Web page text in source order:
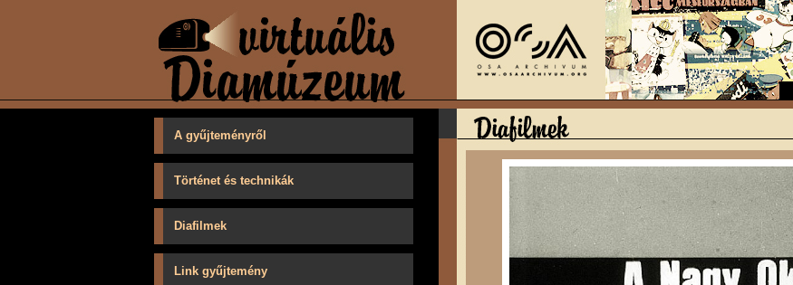
A gyűjteményről
Történet és technikák
Diafilmek
Link gyűjtemény